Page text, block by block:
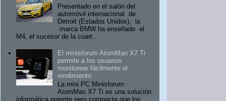
Presentado en el salón del
automóvil internacional de
Detroit (Estados Unidos), la
marca BMW ha enseñado el
M4, el sucesor de la cuart...
El minisforum AtomMan X7 Ti
permite a los usuarios
monitorear fácilmente el
rendimiento
La mini PC Minisforum
AtomMan X7 Ti es una solución
informática potente pero compacta que los